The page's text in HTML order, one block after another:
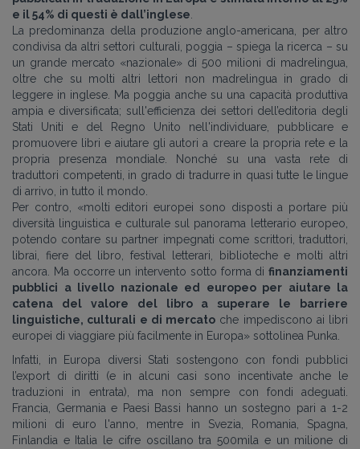
e il 54% di questi è dall’inglese.
La predominanza della produzione anglo-americana, per altro
condivisa da altri settori culturali, poggia – spiega la ricerca – su
un grande mercato «nazionale» di 500 milioni di madrelingua,
oltre che su molti altri lettori non madrelingua in grado di
leggere in inglese. Ma poggia anche su una capacità produttiva
ampia e diversificata; sull'efficienza dei settori dell’editoria degli
Stati Uniti e del Regno Unito nell'individuare, pubblicare e
promuovere libri e aiutare gli autori a creare la propria rete e la
propria presenza mondiale. Nonché su una vasta rete di
traduttori competenti, in grado di tradurre in quasi tutte le lingue
di arrivo, in tutto il mondo.
Per contro, «molti editori europei sono disposti a portare più
diversità linguistica e culturale sul panorama letterario europeo,
potendo contare su partner impegnati come scrittori, traduttori,
librai, fiere del libro, festival letterari, biblioteche e molti altri
ancora. Ma occorre un intervento sotto forma di finanziamenti
pubblici a livello nazionale ed europeo per aiutare la
catena del valore del libro a superare le barriere
linguistiche, culturali e di mercato che impediscono ai libri
europei di viaggiare più facilmente in Europa» sottolinea Punka.
Infatti, in Europa diversi Stati sostengono con fondi pubblici
l’export di diritti (e in alcuni casi sono incentivate anche le
traduzioni in entrata), ma non sempre con fondi adeguati.
Francia, Germania e Paesi Bassi hanno un sostegno pari a 1-2
milioni di euro l'anno, mentre in Svezia, Romania, Spagna,
Finlandia e Italia le cifre oscillano tra 500mila e un milione di